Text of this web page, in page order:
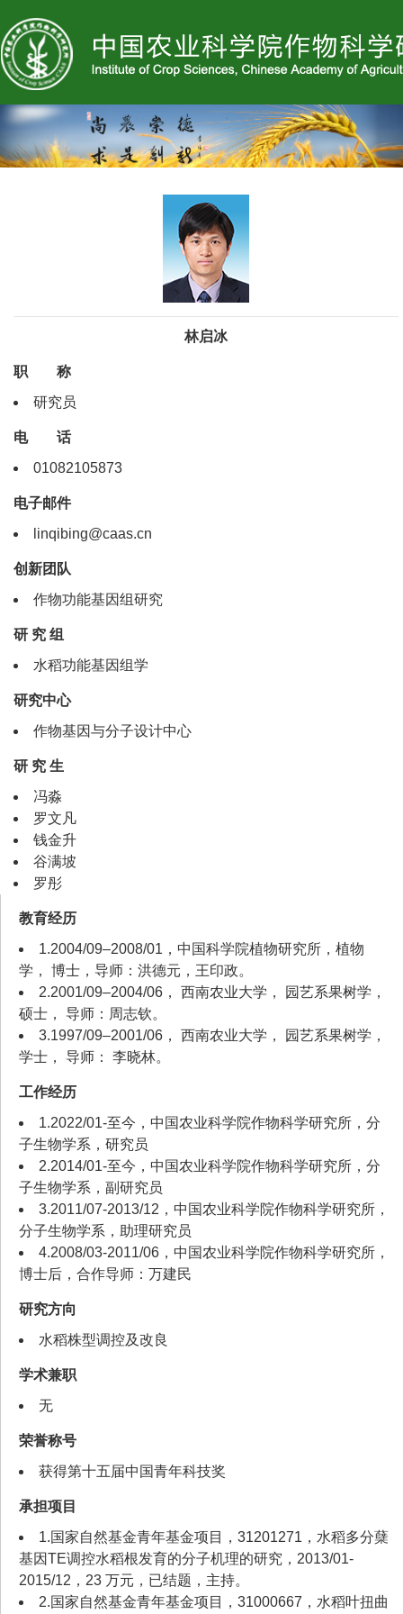
林启冰
职 称
研究员
电 话
01082105873
电子邮件
linqibing@caas.cn
创新团队
作物功能基因组研究
研 究 组
水稻功能基因组学
研究中心
作物基因与分子设计中心
研 究 生
冯淼
罗文凡
钱金升
谷满坡
罗彤
教育经历
1.2004/09–2008/01，中国科学院植物研究所，植物
学， 博士，导师：洪德元，王印政。
2.2001/09–2004/06， 西南农业大学， 园艺系果树学，
硕士， 导师：周志钦。
3.1997/09–2001/06， 西南农业大学， 园艺系果树学，
学士， 导师： 李晓林。
工作经历
1.2022/01-至今，中国农业科学院作物科学研究所，分
子生物学系，研究员
2.2014/01-至今，中国农业科学院作物科学研究所，分
子生物学系，副研究员
3.2011/07-2013/12，中国农业科学院作物科学研究所，
分子生物学系，助理研究员
4.2008/03-2011/06，中国农业科学院作物科学研究所，
博士后，合作导师：万建民
研究方向
水稻株型调控及改良
学术兼职
无
荣誉称号
获得第十五届中国青年科技奖
承担项目
1.国家自然基金青年基金项目，31201271，水稻多分蘖
基因TE调控水稻根发育的分子机理的研究，2013/01-
2015/12，23 万元，已结题，主持。
2.国家自然基金青年基金项目，31000667，水稻叶扭曲